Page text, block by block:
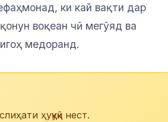
ки кай вақти дар
воқеан чӣ мегӯяд ва
медоранд.
ҳуқуқӣ нест.